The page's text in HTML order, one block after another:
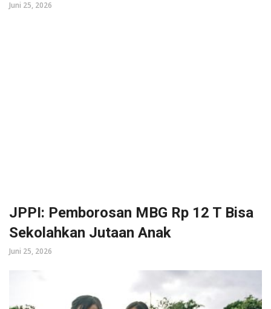
Juni 25, 2026
JPPI: Pemborosan MBG Rp 12 T Bisa
Sekolahkan Jutaan Anak
Juni 25, 2026